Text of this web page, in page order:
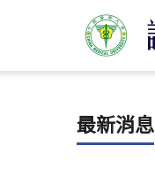
最新消息